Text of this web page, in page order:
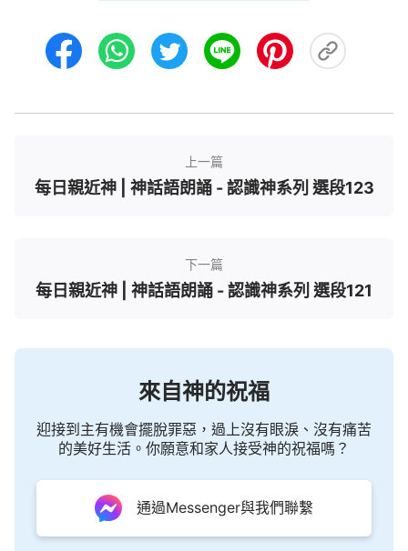
真正的歸宿與結局并不决定于其一個時期的出生，而
與其前世今生都有必然的聯繫。如果説一個人的死亡
是其此次輪迴的結束，而一個人的誕生就不得不説是
誕生與其前世今生都有關聯，那麽與這個人出生有關
的地點、家庭、性别、長相等各個因素就不免與其前
因素不但會受其前世的影響，也會因為今生的命運而
决定。這樣就産生了各種各樣人的出生背景：有的人
庸之族，有的人生于顯赫之邦；有的人生在南方，有
的人生在北部；有的人生于沙漠之地，有的人生于緑
草之洲；有的人的出生帶來了歡聲、笑語，令人慶
賀，有的人的出生却帶來了哀哭、帶來了灾禍，讓人
憂愁；有的人生來就如寶貝，有的人生來就如草芥；
上一篇
每日親近神 | 神話語朗誦 - 認識神系列 選段123
下一篇
每日親近神 | 神話語朗誦 - 認識神系列 選段121
來自神的祝福
迎接到主有機會擺脫罪惡，過上沒有眼淚、沒有痛苦
的美好生活。你願意和家人接受神的祝福嗎？
通過Messenger與我們聯繫